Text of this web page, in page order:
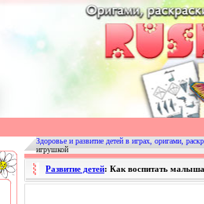
Здоровье и развитие детей в играх, оригами,
игрушкой
Развитие детей: Как воспитать